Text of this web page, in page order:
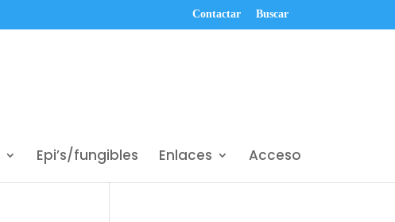
Contactar Buscar
Epi’s/fungibles Enlaces Acceso